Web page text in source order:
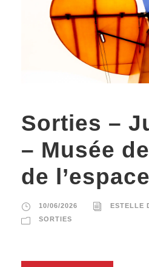
Sorties –
– Musée
de l’espace
10/06/2026
ESTELLE
SORTIES